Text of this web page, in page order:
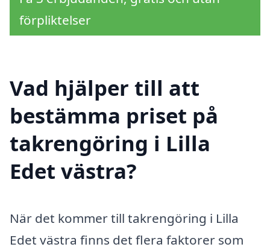
förpliktelser
Vad hjälper till att
bestämma priset på
takrengöring i Lilla
Edet västra?
När det kommer till takrengöring i Lilla
Edet västra finns det flera faktorer som